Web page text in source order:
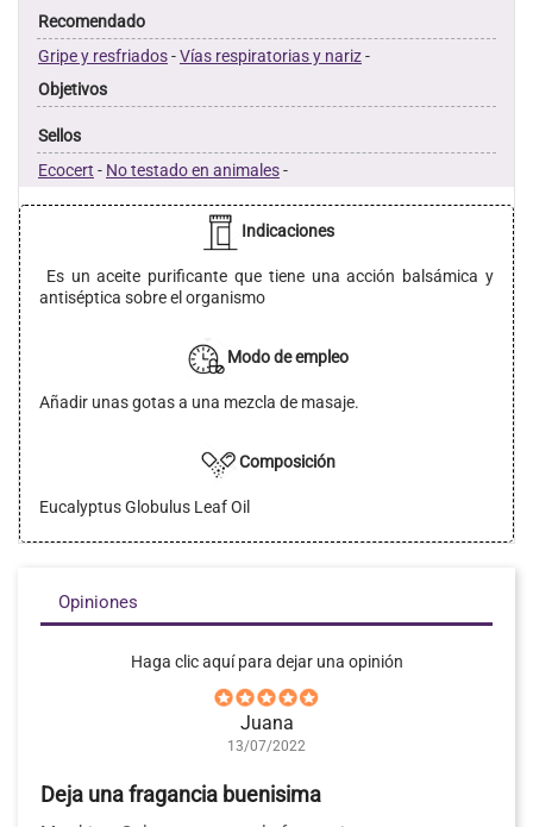
Recomendado
Gripe y resfriados-Vías respiratorias y nariz-
Objetivos
Sellos
Ecocert - No testado en animales-
Indicaciones
Es un aceite purificante que tiene una acción balsámica y
antiséptica sobre el organismo
Modo de empleo
Añadir unas gotas a una mezcla de masaje.
Composición
Eucalyptus Globulus Leaf Oil
Opiniones
Haga clic aquí para dejar una opinión
Juana
13/07/2022
Deja una fragancia buenisima